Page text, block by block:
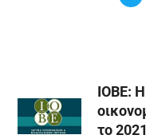
ΙΟΒΕ:
το